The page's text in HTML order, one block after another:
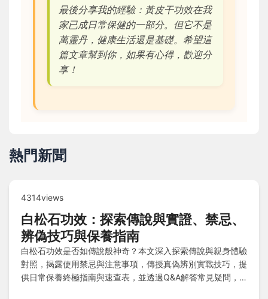
最後分享我的經驗：黃皮干功效在我
家已成日常保健的一部分。但它不是
萬靈丹，健康生活還是基礎。希望這
篇文章幫到你，如果有心得，歡迎分
享！
熱門新聞
4314views
白松石功效：探索傳說與實證、禁忌、
辨偽技巧與保養指南
白松石功效是否如傳說般神奇？本文深入探索傳說與親身體驗
對照，揭露使用禁忌與注意事項，傳授真偽辨別實戰技巧，提
供日常保養終極指南與速查表，並透過Q&A解答常見疑問，